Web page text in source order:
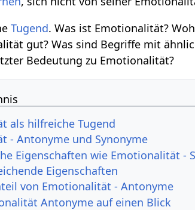
Tugend. Was ist Emotionalität?
gut? Was sind Begriffe mit
Bedeutung zu Emotionalität?
als hilfreiche Tugend
- Antonyme und Synonyme
Eigenschaften wie Emotionalität -
Eigenschaften
von Emotionalität - Antonyme
Antonyme auf einen Blick